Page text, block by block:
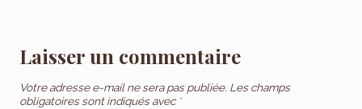
Laisser un commentaire
Votre adresse e-mail ne sera pas publiée. Les champs
obligatoires sont indiqués avec *